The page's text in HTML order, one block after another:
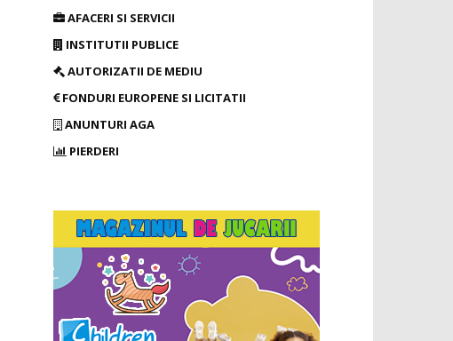
AFACERI SI SERVICII
INSTITUTII PUBLICE
AUTORIZATII DE MEDIU
FONDURI EUROPENE SI LICITATII
ANUNTURI AGA
PIERDERI